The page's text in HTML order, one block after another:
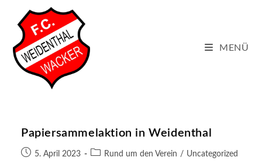
Inhalt
springen
MENÜ
Papiersammelaktion in Weidenthal
Beitrag5. April 2023
Beitrags-
Rund um den Verein / Uncategorized